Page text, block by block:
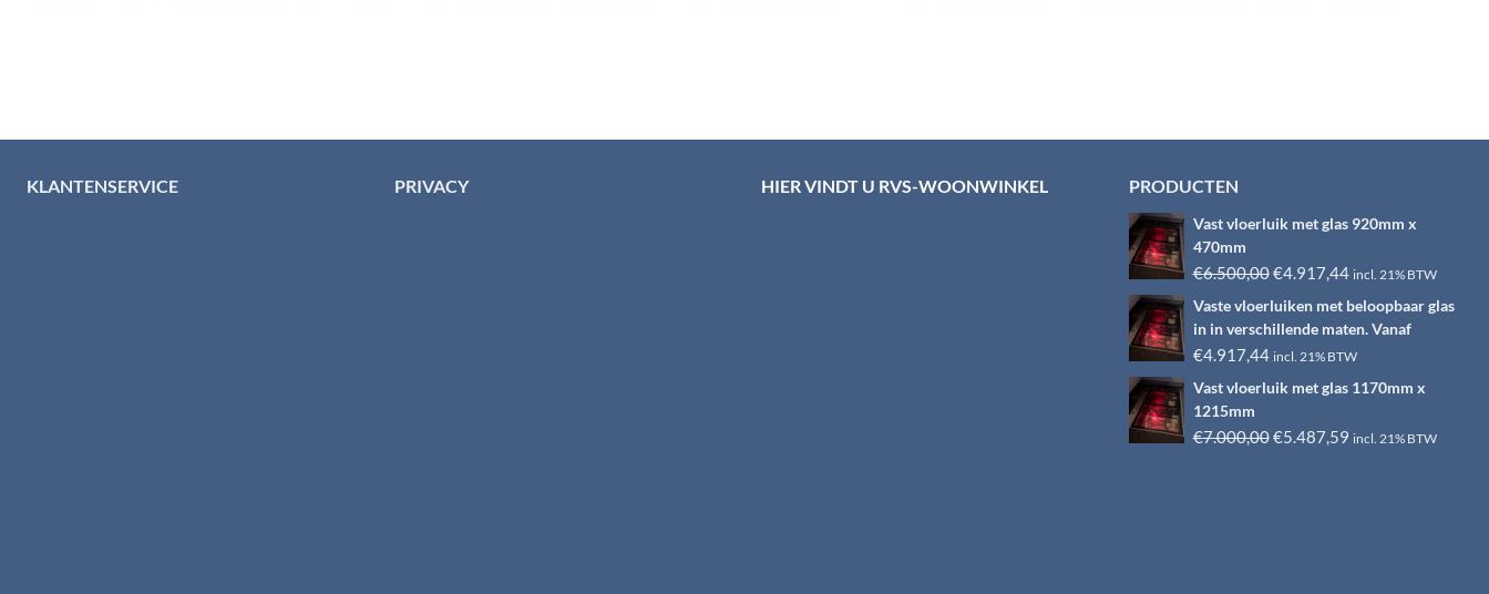
KLANTENSERVICE PRIVACY HIER VINDT U RVS-WOONWINKEL PRODUCTEN
Vast vloerluik met glas 920mm x
470mm
€6.500,00Oorspronkelijke
prijs
was:
€6.500,00.
€4.917,44Huidige
prijs
is:
€4.917,44.
incl. 21% BTW
Vaste vloerluiken met beloopbaar glas
in in verschillende maten. Vanaf
€4.917,44 incl. 21% BTW
Vast vloerluik met glas 1170mm x
1215mm
€7.000,00Oorspronkelijke
€5.487,59Huidige
incl. 21% BTW